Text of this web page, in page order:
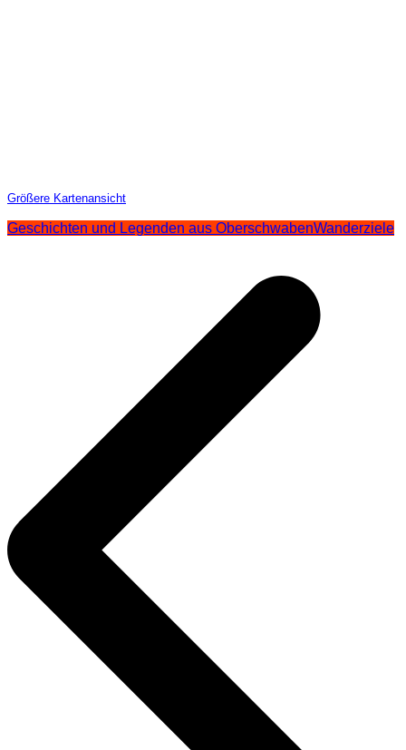
Größere Kartenansicht
Geschichten und Legenden aus OberschwabenWanderziele